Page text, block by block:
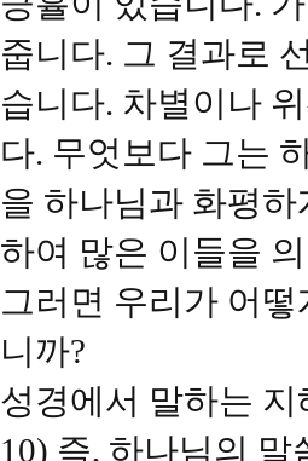
줍니다. 그 결과로
습니다. 차별이나
다. 무엇보다 그는
을 하나님과 화평
하여 많은 이들을
그러면 우리가 어
니까?
성경에서 말하는
10) 즉, 하나님의